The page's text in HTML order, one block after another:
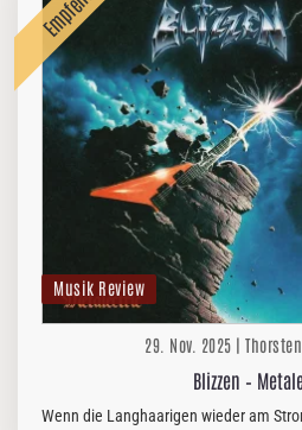
Musik Review
29. Nov. 2025 |
Blizzen –
Wenn die Langhaarigen wieder am